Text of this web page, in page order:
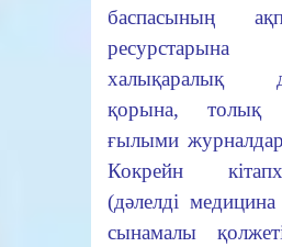
баспасының
халықаралық
қорына, толық
ғылыми
Кокрейн
(дәлелді
сынамалы